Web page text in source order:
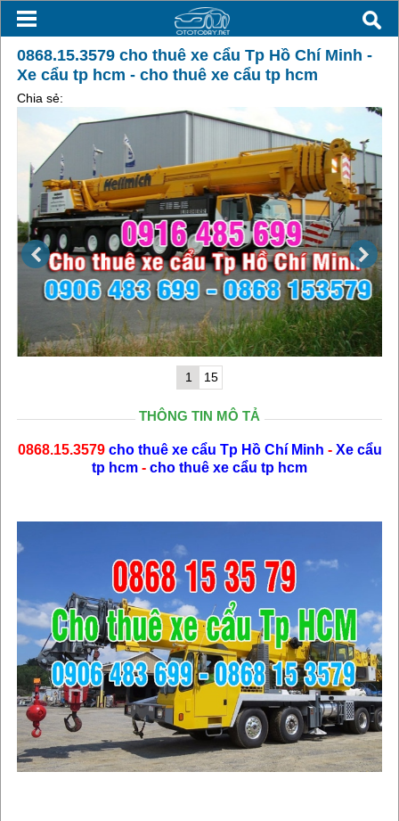
0868.15.3579 cho thuê xe cẩu Tp Hồ Chí Minh -
Xe cẩu tp hcm - cho thuê xe cẩu tp hcm
Chia sẻ:
1 15
THÔNG TIN MÔ TẢ
0868.15.3579 cho thuê xe cẩu Tp Hồ Chí Minh - Xe cẩu
tp hcm - cho thuê xe cẩu tp hcm